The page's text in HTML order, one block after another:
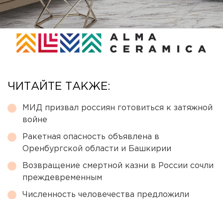
ЧИТАЙТЕ ТАКЖЕ:
МИД призвал россиян готовиться к затяжной
войне
Ракетная опасность объявлена в
Оренбургской области и Башкирии
Возвращение смертной казни в России сочли
преждевременным
Численность человечества предложили